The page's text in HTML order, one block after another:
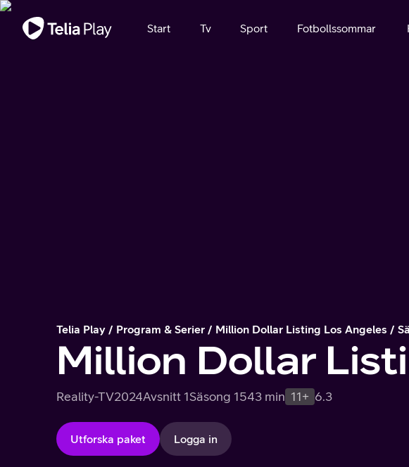
Viktigt meddelande
Start Tv Sport Fotbollssommar
Telia Play Program & Serier Million Dollar Listing Los Angeles
Million Dollar
Reality-TV2024Avsnitt 1Säsong 1543 min 11+ 6.3
Utforska paket Logga in